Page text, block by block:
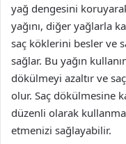
yağ dengesini
yağını, diğer yağlarla
saç köklerini besler ve
sağlar. Bu yağın
dökülmeyi azaltır ve
olur. Saç dökülmesine
düzenli olarak
etmenizi sağlayabilir.